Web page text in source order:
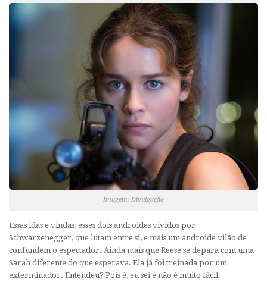
Imagem: Divulgação
Essas idas e vindas, esses dois androides vividos por
Schwarzenegger, que lutam entre si, e mais um androide vilão de
confundem o espectador. Ainda mais que Reese se depara com uma
Sarah diferente do que esperava. Ela já foi treinada por um
exterminador. Entendeu? Pois é, eu sei é não é muito fácil.